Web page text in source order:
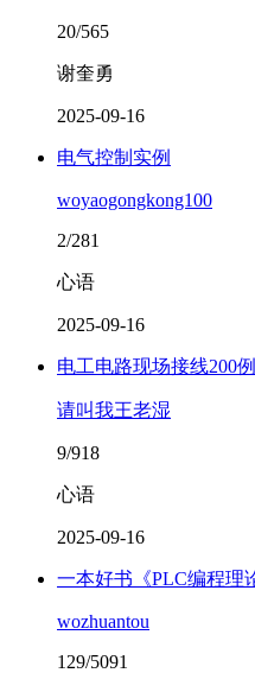
20/565
谢奎勇
2025-09-16
电气控制实例
woyaogongkong100
2/281
心语
2025-09-16
电工电路现场接线200例
请叫我王老湿
9/918
心语
2025-09-16
一本好书《PLC编程理
wozhuantou
129/5091